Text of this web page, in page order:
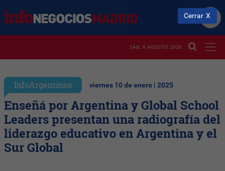
SÁB. 8 AGOSTO 2026
InfoArgentinos viernes 10 de enero | 2025
Enseñá por Argentina y Global School
Leaders presentan una radiografía del
liderazgo educativo en Argentina y el
Sur Global
Cerrar